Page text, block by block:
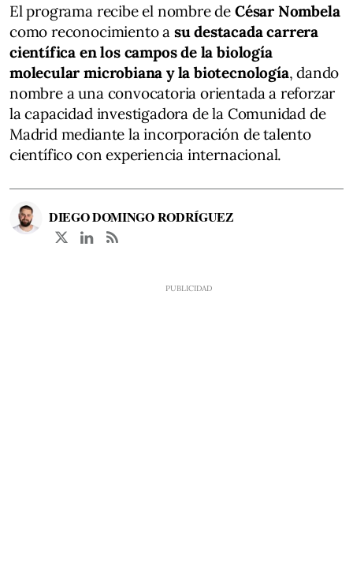
El programa recibe el nombre de César Nombela
como reconocimiento a su destacada carrera
científica en los campos de la biología
molecular microbiana y la biotecnología, dando
nombre a una convocatoria orientada a reforzar
la capacidad investigadora de la Comunidad de
Madrid mediante la incorporación de talento
científico con experiencia internacional.
DIEGO DOMINGO RODRÍGUEZ